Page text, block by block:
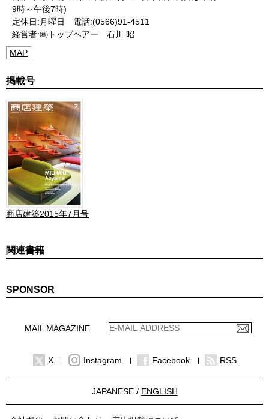
9時～午後7時)
定休日:月曜日 電話:(0566)91-4511
経営者:㈱トップヘアー 石川 昭
MAP
掲載号
商店建築2015年7月号
関連書籍
SPONSOR
MAIL MAGAZINE
X Instagram Facebook RSS
JAPANESE / ENGLISH